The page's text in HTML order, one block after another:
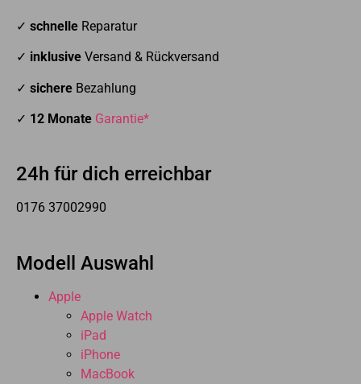
✓ schnelle Reparatur
✓ inklusive Versand & Rückversand
✓ sichere Bezahlung
✓ 12 Monate Garantie*
24h für dich erreichbar
0176 37002990
Modell Auswahl
Apple
Apple Watch
iPad
iPhone
MacBook